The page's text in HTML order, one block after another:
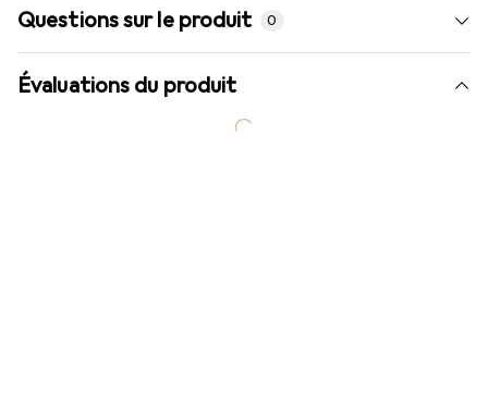
Questions sur le produit 0
Évaluations du produit